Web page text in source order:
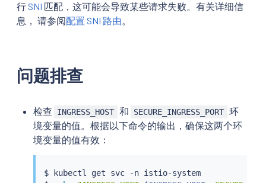
行 SNI 匹配，这可能会导致某些请求失败。有关详细信
息， 请参阅配置 SNI 路由。
问题排查
检查 INGRESS_HOST 和 SECURE_INGRESS_PORT 环
境变量的值。根据以下命令的输出，确保这两个环
境变量的值有效：
$ kubectl
get svc -n istio-system